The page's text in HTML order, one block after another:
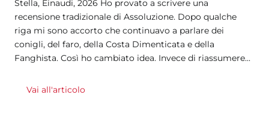
Stella, Einaudi, 2026 Ho provato a scrivere una
recensione tradizionale di Assoluzione. Dopo qualche
riga mi sono accorto che continuavo a parlare dei
conigli, del faro, della Costa Dimenticata e della
Fanghista. Così ho cambiato idea. Invece di riassumere...
Vai all'articolo